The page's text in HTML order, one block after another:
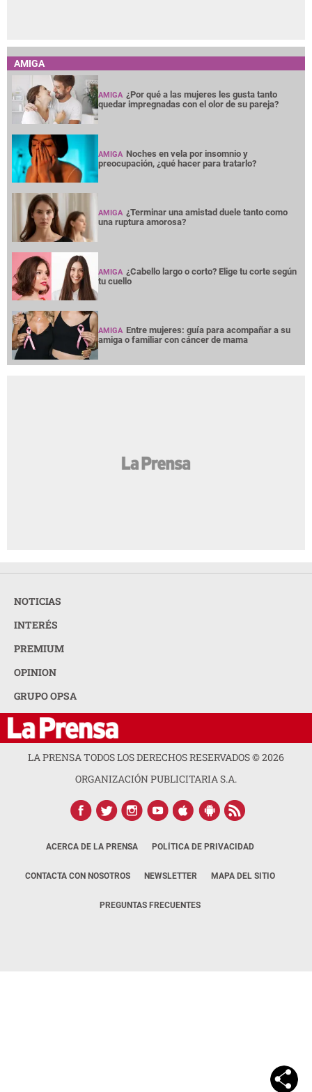
AMIGA
AMIGA ¿Por qué a las mujeres les gusta tanto
quedar impregnadas con el olor de su pareja?
AMIGA Noches en vela por insomnio y
preocupación, ¿qué hacer para tratarlo?
AMIGA ¿Terminar una amistad duele tanto como
una ruptura amorosa?
AMIGA ¿Cabello largo o corto? Elige tu corte según
tu cuello
AMIGA Entre mujeres: guía para acompañar a su
amiga o familiar con cáncer de mama
NOTICIAS
INTERÉS
PREMIUM
OPINION
GRUPO OPSA
LA PRENSA TODOS LOS DERECHOS RESERVADOS ©2026
ORGANIZACIÓN PUBLICITARIA S.A.
ACERCA DE LA PRENSA POLÍTICA DE PRIVACIDAD
CONTACTA CON NOSOTROS NEWSLETTER MAPA DEL SITIO
PREGUNTAS FRECUENTES